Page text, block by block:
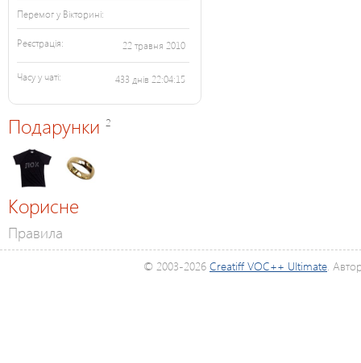
Перемог у Вікторині:
Реєстрація: 22 травня 2010
Часу у чаті: 433 днів 22:04:15
Подарунки 2
Корисне
Правила
© 2003-2026 Creatiff VOC++ Ultimate.